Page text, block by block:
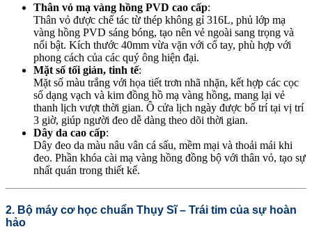
Thân vỏ mạ vàng hồng PVD cao cấp:
Thân vỏ được chế tác từ thép không gỉ 316L, phủ lớp mạ
vàng hồng PVD sáng bóng, tạo nên vẻ ngoài sang trọng và
nổi bật. Kích thước 40mm vừa vặn với cổ tay, phù hợp với
phong cách của các quý ông hiện đại.
Mặt số tối giản, tinh tế:
Mặt số màu trắng với họa tiết trơn nhã nhặn, kết hợp các cọc
số dạng vạch và kim đồng hồ mạ vàng hồng, mang lại vẻ
thanh lịch vượt thời gian. Ô cửa lịch ngày được bố trí tại vị trí
3 giờ, giúp người đeo dễ dàng theo dõi thời gian.
Dây da cao cấp:
Dây đeo da màu nâu vân cá sấu, mềm mại và thoải mái khi
đeo. Phần khóa cài mạ vàng hồng đồng bộ với thân vỏ, tạo sự
nhất quán trong thiết kế.
2. Bộ máy cơ học chuẩn Thụy Sĩ – Trái tim của sự hoàn
hảo